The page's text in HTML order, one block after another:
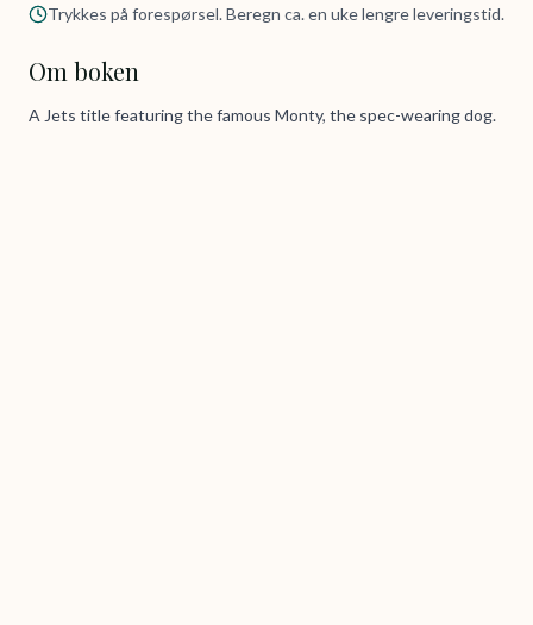
Trykkes på forespørsel. Beregn ca. en uke lengre leveringstid.
Om boken
A Jets title featuring the famous Monty, the spec-wearing dog.